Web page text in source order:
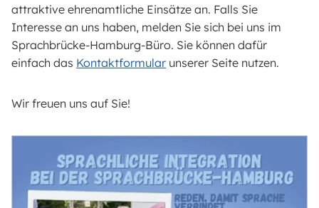
attraktive ehrenamtliche Einsätze an. Falls Sie
Interesse an uns haben, melden Sie sich bei uns im
Sprachbrücke-Hamburg-Büro. Sie können dafür
einfach das Kontaktformular unserer Seite nutzen.
Wir freuen uns auf Sie!